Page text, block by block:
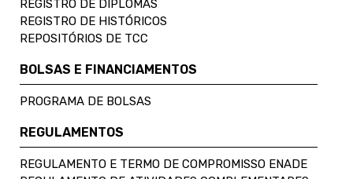
REGISTRO DE DIPLOMAS
REGISTRO DE HISTÓRICOS
REPOSITÓRIOS DE TCC
BOLSAS E FINANCIAMENTOS
PROGRAMA DE BOLSAS
REGULAMENTOS
REGULAMENTO E TERMO DE COMPROMISSO ENADE